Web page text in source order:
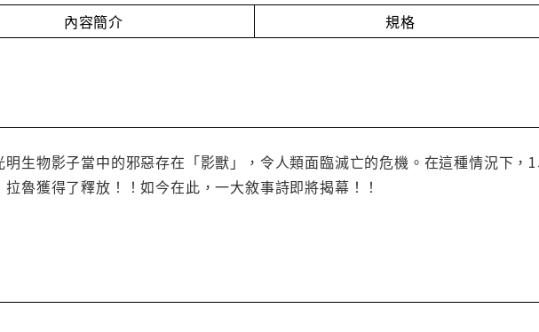
內容簡介 規格
明生物影子當中的邪惡存在「影獸」，令人類面臨滅亡的危機。在這種情況下
拉魯獲得了釋放！！如今在此，一大敘事詩即將揭幕！！